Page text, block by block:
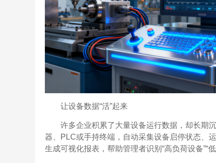
让设备数据“活”起来
许多企业积累了大量设备运行数据，却长期
器、PLC或手持终端，自动采集设备启停状态、
生成可视化报表，帮助管理者识别“高负荷设备”“